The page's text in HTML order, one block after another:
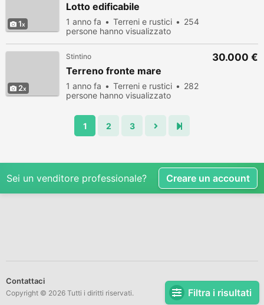
Filtra i risultati
1
Lotto edificabile
1 anno fa Terreni e rustici
254
persone hanno visualizzato
2
Stintino
Terreno fronte mare
1 anno fa Terreni e rustici
282
persone hanno visualizzato
30.000 €
1 2 3
Sei un venditore professionale? Creare un account
Contattaci
Copyright © 2026 Tutti i diritti riservati.